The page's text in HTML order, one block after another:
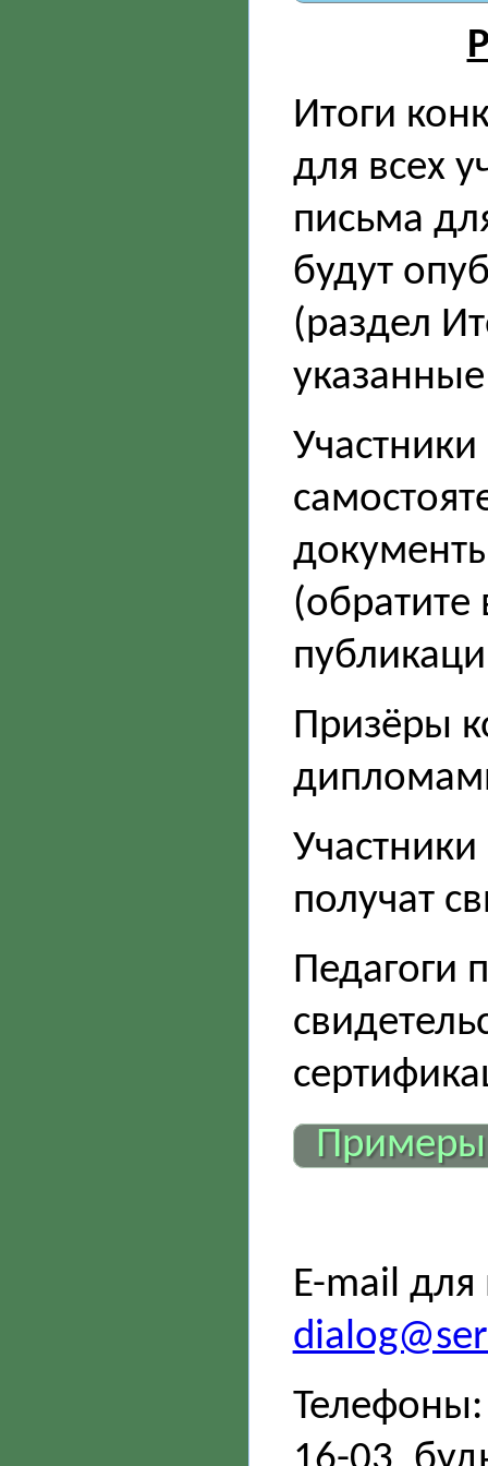
Итоги
для всех
письма
будут
(раздел
Призёры
получат
Педагоги
Примеры
E-mail для